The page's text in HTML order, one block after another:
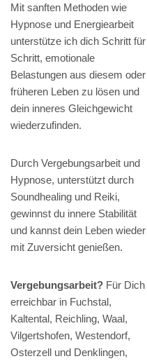
Mit sanften Methoden wie
Hypnose und Energiearbeit
unterstütze ich dich Schritt für
Schritt, emotionale
Belastungen aus diesem oder
früheren Leben zu lösen und
dein inneres Gleichgewicht
wiederzufinden.
Durch Vergebungsarbeit und
Hypnose, unterstützt durch
Soundhealing und Reiki,
gewinnst du innere Stabilität
und kannst dein Leben wieder
mit Zuversicht genießen.
Vergebungsarbeit? Für Dich
erreichbar in Fuchstal,
Kaltental, Reichling, Waal,
Vilgertshofen, Westendorf,
Osterzell und Denklingen,